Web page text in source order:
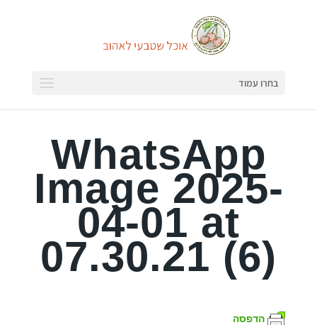
בחרו עמוד
WhatsApp
Image 2025-
04-01 at
07.30.21 (6)
הדפסה